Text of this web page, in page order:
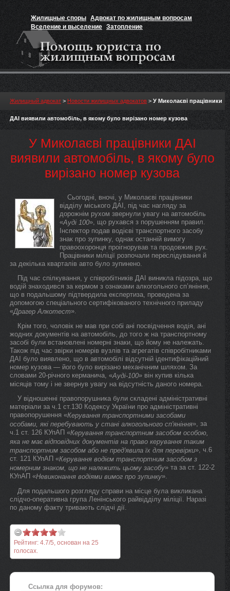
Жилищные споры Адвокат по жилищным вопросам
Вселение и выселение Затопление
Признание прав на жильё
Жилищный адвокат > Новости жилищных адвокатов > У Миколаєві працівники
ДАІ виявили автомобіль, в якому було вирізано номер кузова
У Миколаєві працівники ДАІ
виявили автомобіль, в якому було
вирізано номер кузова
Сьогодні, вночі, у Миколаєві працівники
відділу міського ДАІ, під час нагляду за
дорожнім рухом звернули увагу на автомобіль
«Ауді 100», що рухався з порушенням правил.
Інспектор подав водієві транспортного засобу
знак про зупинку, однак останній вимогу
правоохоронця проігнорував та продовжив рух.
Працівники міліції розпочали переслідування й
за декілька кварталів авто було зупинено.
Під час спілкування, у співробітників ДАІ виникла підозра, що
водій знаходився за кермом з ознаками алкогольного сп’яніння,
що в подальшому підтвердила експертиза, проведена за
допомогою спеціального сертифікованого технічного приладу
«Драгер Алкотест».
Крім того, чоловік не мав при собі ані посвідчення водія, ані
жодних документів на автомобіль, до того ж на транспортному
засобі були встановлені номерні знаки, що йому не належать.
Також під час звірки номерів вузлів та агрегатів співробітниками
ДАІ було виявлено, що в автомобілі відсутній ідентифікаційний
номер кузова — його було вирізано механічним шляхом. За
словами 20-річного керманича, «Ауді-100» він купив кілька
місяців тому і не звернув увагу на відсутність даного номера.
У відношенні правопорушника були складені адміністративні
матеріали за ч.1 ст.130 Кодексу України про адміністративні
правопорушення «Керування транспортними засобами
особами, які перебувають у стані алкогольного сп'яніння», за
ч.1 ст. 126 КУпАП «Керування транспортним засобом особою,
яка не має відповідних документів на право керування таким
транспортним засобом або не пред'явила їх для перевірки», ч.6
ст. 121 КУпАП «Керування водієм транспортним засобом з
номерним знаком, що не належить цьому засобу» та за ст. 122-2
КУпАП «Невиконання водіями вимог про зупинку».
Для подальшого розгляду справи на місце була викликана
слідчо-оперативна група Ленінського райвідділу міліції. Наразі
по даному факту тривають слідчі дії.
Рейтинг: 4.7/5, основан на 25
голосах.
Ссылка для форумов: